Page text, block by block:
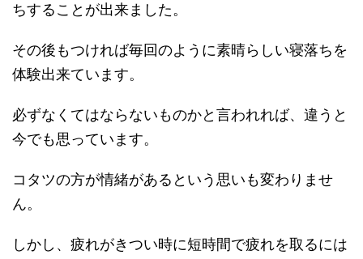
ちすることが出来ました。
その後もつければ毎回のように素晴らしい寝落ちを
体験出来ています。
必ずなくてはならないものかと言われれば、違うと
今でも思っています。
コタツの方が情緒があるという思いも変わりませ
ん。
しかし、疲れがきつい時に短時間で疲れを取るには